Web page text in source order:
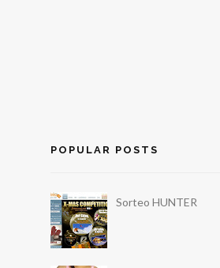
POPULAR POSTS
Sorteo HUNTER